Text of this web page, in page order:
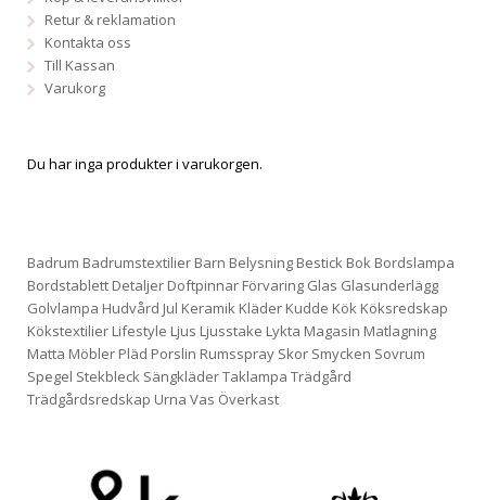
Retur & reklamation
Kontakta oss
Till Kassan
Varukorg
Du har inga produkter i varukorgen.
Badrum Badrumstextilier Barn Belysning Bestick Bok Bordslampa
Bordstablett Detaljer Doftpinnar Förvaring Glas Glasunderlägg
Golvlampa Hudvård Jul Keramik Kläder Kudde Kök Köksredskap
Kökstextilier Lifestyle Ljus Ljusstake Lykta Magasin Matlagning
Matta Möbler Pläd Porslin Rumsspray Skor Smycken Sovrum
Spegel Stekbleck SängkläderTaklampa Trädgård
Trädgårdsredskap Urna Vas Överkast